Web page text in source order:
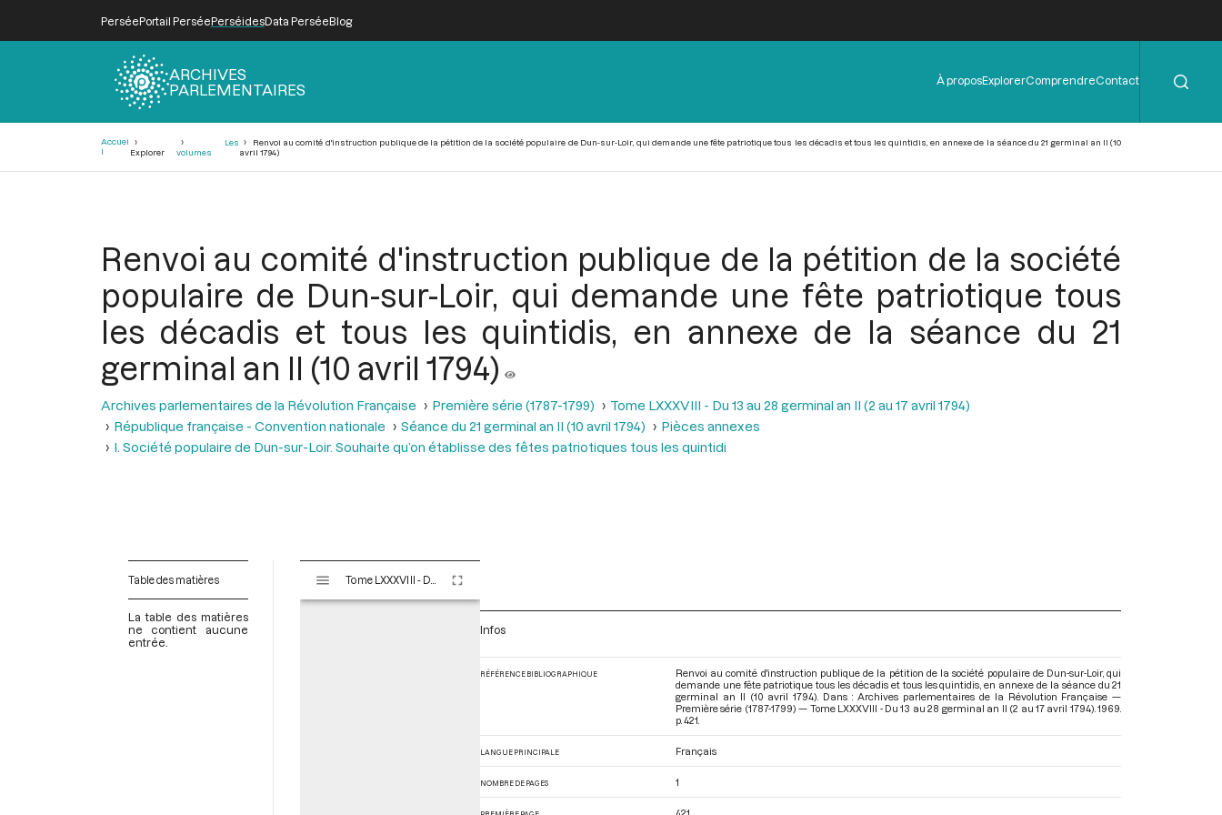
PerséePortail PerséePerséidesData PerséeBlog
ARCHIVES
PARLEMENTAIRES
Menu
de
À proposExplorerComprendreContact
Accuei
l
Explorer
Les
volumes
Renvoi au comité d'instruction publique de la pétition de la société populaire de Dun-sur-Loir, qui demande une fête patriotique tous les décadis et tous les quintidis, en annexe de la séance du 21 germinal an II (10
avril 1794)
Renvoi au comité d'instruction publique de la pétition de la société
populaire de Dun-sur-Loir, qui demande une fête patriotique tous
les décadis et tous les quintidis, en annexe de la séance du 21
germinal an II (10 avril 1794)
Archives parlementaires de la Révolution Française Première série (1787-1799)
Tome LXXXVIII - Du 13 au 28 germinal an II (2 au 17 avril 1794)
République française - Convention nationale
Séance du 21 germinal an II (10 avril 1794)
Pièces annexes
I. Société populaire de Dun-sur-Loir. Souhaite qu’on établisse des fêtes patriotiques tous les quintidi
Table des matières
La table des matières
ne contient aucune
entrée.
s
Infos
RÉFÉRENCE BIBLIOGRAPHIQUE
Renvoi au comité d'instruction publique de la pétition de la société populaire de Dun-sur-Loir, qui
demande une fête patriotique tous les décadis et tous les quintidis, en annexe de la séance du 21
germinal an II (10 avril 1794). Dans : Archives parlementaires de la Révolution Française —
Première série (1787-1799) — Tome LXXXVIII - Du 13 au 28 germinal an II (2 au 17 avril 1794) . 1969.
p. 421.
LANGUE PRINCIPALE Français
NOMBRE DE PAGES 1
PREMIÈRE PAGE 421